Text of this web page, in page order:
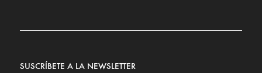
SUSCRÍBETE A LA NEWSLETTER